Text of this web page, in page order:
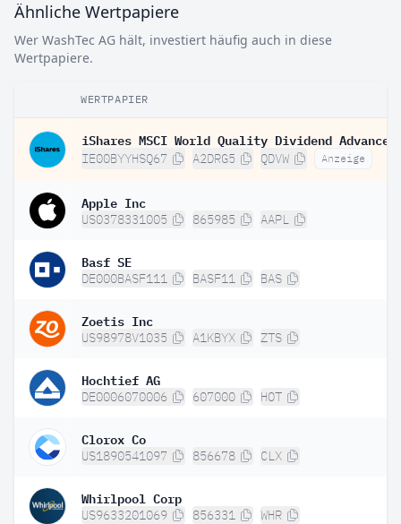
Ähnliche Wertpapiere
Wer WashTec AG hält, investiert häufig auch in diese
Wertpapiere.
WERTPAPIER
IE00BYYHSQ67 A2DRG5 QDVW Anzeige
Apple Inc
US0378331005 865985 AAPL
Basf SE
DE000BASF111 BASF11 BAS
Zoetis Inc
US98978V1035 A1KBYX ZTS
Hochtief AG
DE0006070006 607000 HOT
Clorox Co
US1890541097 856678 CLX
Whirlpool Corp
US9633201069 856331 WHR